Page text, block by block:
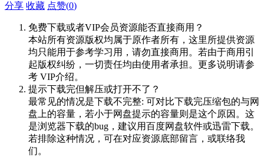
分享 收藏 点赞(0)
免费下载或者VIP会员资源能否直接商用？
本站所有资源版权均属于原作者所有，这里所提供资源
均只能用于参考学习用，请勿直接商用。若由于商用引
起版权纠纷，一切责任均由使用者承担。更多说明请参
考 VIP介绍。
提示下载完但解压或打开不了？
最常见的情况是下载不完整: 可对比下载完压缩包的与网
盘上的容量，若小于网盘提示的容量则是这个原因。这
是浏览器下载的bug，建议用百度网盘软件或迅雷下载。
若排除这种情况，可在对应资源底部留言，或联络我
们。